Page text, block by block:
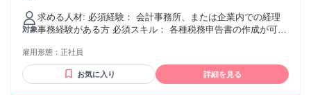
対象
求める人材: 必須経験： 会計事務所、または企業内での経理
事務経験がある方 必須スキル： 各種税務申告書の作成が可能
軟に対応できる方
雇用形態： 正社員
お気に入り 詳細を見る